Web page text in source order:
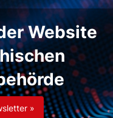
Website
»